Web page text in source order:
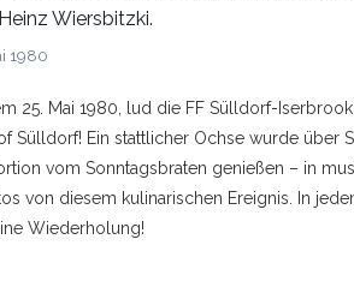
Wiersbitzki.
1980
25. Mai 1980, lud die FF Sülldorf-
Sülldorf! Ein stattlicher Ochse wurde über
vom Sonntagsbraten genießen – in
von diesem kulinarischen Ereignis. In
Wiederholung!